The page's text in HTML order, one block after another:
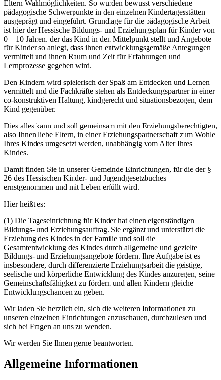
Eltern Wahlmöglichkeiten. So wurden bewusst verschiedene
pädagogische Schwerpunkte in den einzelnen Kindertagesstätten
ausgeprägt und eingeführt. Grundlage für die pädagogische Arbeit
ist hier der Hessische Bildungs- und Erziehungsplan für Kinder von
0 – 10 Jahren, der das Kind in den Mittelpunkt stellt und Angebote
für Kinder so anlegt, dass ihnen entwicklungsgemäße Anregungen
vermittelt und ihnen Raum und Zeit für Erfahrungen und
Lernprozesse gegeben wird.
Den Kindern wird spielerisch der Spaß am Entdecken und Lernen
vermittelt und die Fachkräfte stehen als Entdeckungspartner in einer
co-konstruktiven Haltung, kindgerecht und situationsbezogen, dem
Kind gegenüber.
Dies alles kann und soll gemeinsam mit den Erziehungsberechtigten,
also Ihnen liebe Eltern, in einer Erziehungspartnerschaft zum Wohle
Ihres Kindes umgesetzt werden, unabhängig vom Alter Ihres
Kindes.
Damit finden Sie in unserer Gemeinde Einrichtungen, für die der §
26 des Hessischen Kinder- und Jugendgesetzbuches
ernstgenommen und mit Leben erfüllt wird.
Hier heißt es:
(1) Die Tageseinrichtung für Kinder hat einen eigenständigen
Bildungs- und Erziehungsauftrag. Sie ergänzt und unterstützt die
Erziehung des Kindes in der Familie und soll die
Gesamtentwicklung des Kindes durch allgemeine und gezielte
Bildungs- und Erziehungsangebote fördern. Ihre Aufgabe ist es
insbesondere, durch differenzierte Erziehungsarbeit die geistige,
seelische und körperliche Entwicklung des Kindes anzuregen, seine
Gemeinschaftsfähigkeit zu fördern und allen Kindern gleiche
Entwicklungschancen zu geben.
Wir laden Sie herzlich ein, sich die weiteren Informationen zu
unseren einzelnen Einrichtungen anzuschauen, durchzulesen und
sich bei Fragen an uns zu wenden.
Wir werden Sie Ihnen gerne beantworten.
Allgemeine Informationen